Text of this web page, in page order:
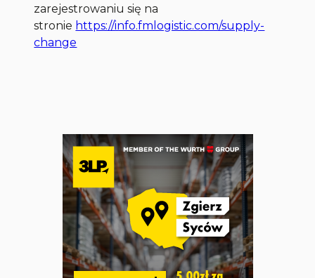
zarejestrowaniu się na
stronie https://info.fmlogistic.com/supply-
change